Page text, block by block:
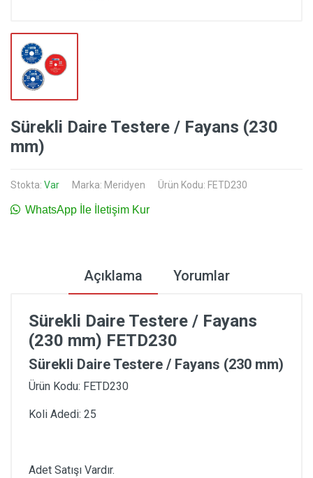
Sürekli Daire Testere / Fayans (230
mm)
Stokta: Var Marka: Meridyen Ürün Kodu: FETD230
WhatsApp İle İletişim Kur
Açıklama Yorumlar
Sürekli Daire Testere / Fayans
(230 mm) FETD230
Sürekli Daire Testere / Fayans (230 mm)
Ürün Kodu: FETD230
Koli Adedi: 25
Adet Satışı Vardır.